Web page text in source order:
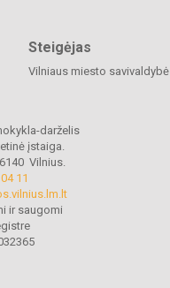
Steigėjas
Vilniaus miesto savivaldybė
darželis
įstaiga.
Vilnius.
11
ir saugomi